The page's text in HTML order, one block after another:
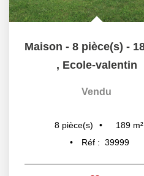
, Ecole-valentin
Vendu
8 pièce(s) 189 m²
Réf : 39999